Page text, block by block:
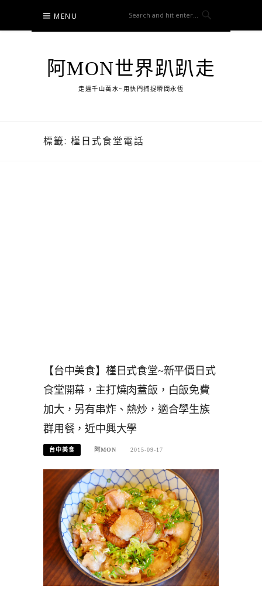
content
MENU
阿MON世界趴趴走
走遍千山萬水~用快門捕捉瞬間永恆
標籤: 槿日式食堂電話
【台中美食】槿日式食堂~新平價日式
食堂開幕，主打燒肉蓋飯，白飯免費
加大，另有串炸、熱炒，適合學生族
群用餐，近中興大學
台中美食 阿MON 2015-09-17